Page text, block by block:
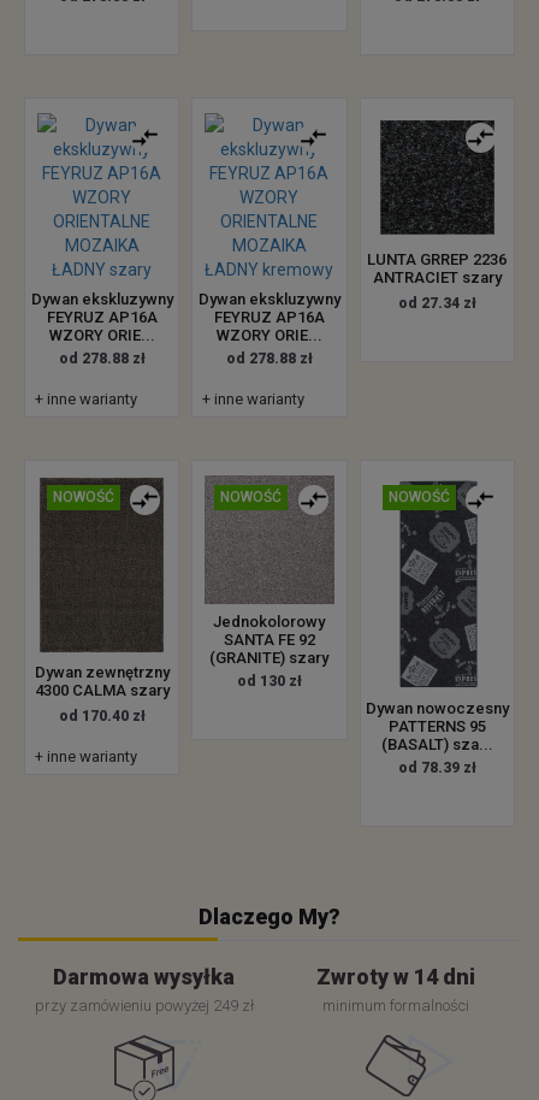
Dywan ekskluzywny
FEYRUZ AP16A
WZORY ORIE...
od 278.88 zł
+ inne warianty
Dywan ekskluzywny
FEYRUZ AP16A
WZORY ORIE...
od 278.88 zł
+ inne warianty
LUNTA GRREP 2236
ANTRACIET szary
od 27.34 zł
NOWOŚĆ
Dywan zewnętrzny
4300 CALMA szary
od 170.40 zł
+ inne warianty
NOWOŚĆ
Jednokolorowy
SANTA FE 92
(GRANITE) szary
od 130 zł
NOWOŚĆ
Dywan nowoczesny
PATTERNS 95
(BASALT) sza...
od 78.39 zł
Dlaczego My?
Darmowa wysyłka
przy zamówieniu powyżej 249 zł
Zwroty w 14 dni
minimum formalności